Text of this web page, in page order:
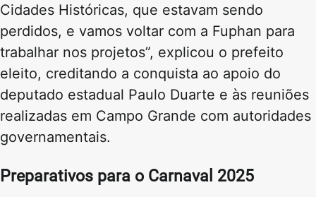
Cidades Históricas, que estavam sendo
perdidos, e vamos voltar com a Fuphan para
trabalhar nos projetos”, explicou o prefeito
eleito, creditando a conquista ao apoio do
deputado estadual Paulo Duarte e às reuniões
realizadas em Campo Grande com autoridades
governamentais.
Preparativos para o Carnaval 2025